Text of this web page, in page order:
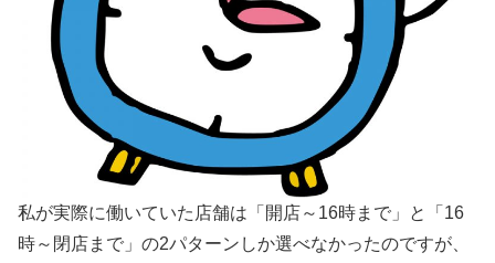
私が実際に働いていた店舗は「開店～16時まで」と「16
時～閉店まで」の2パターンしか選べなかったのですが、